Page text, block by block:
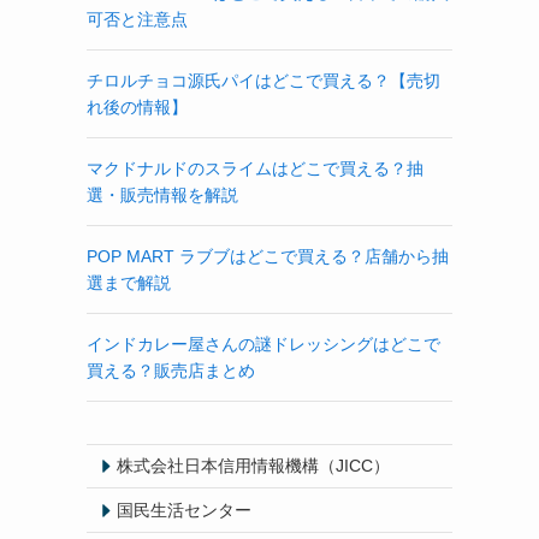
可否と注意点
チロルチョコ源氏パイはどこで買える？【売切
れ後の情報】
マクドナルドのスライムはどこで買える？抽
選・販売情報を解説
POP MART ラブブはどこで買える？店舗から抽
選まで解説
インドカレー屋さんの謎ドレッシングはどこで
買える？販売店まとめ
株式会社日本信用情報機構（JICC）
国民生活センター